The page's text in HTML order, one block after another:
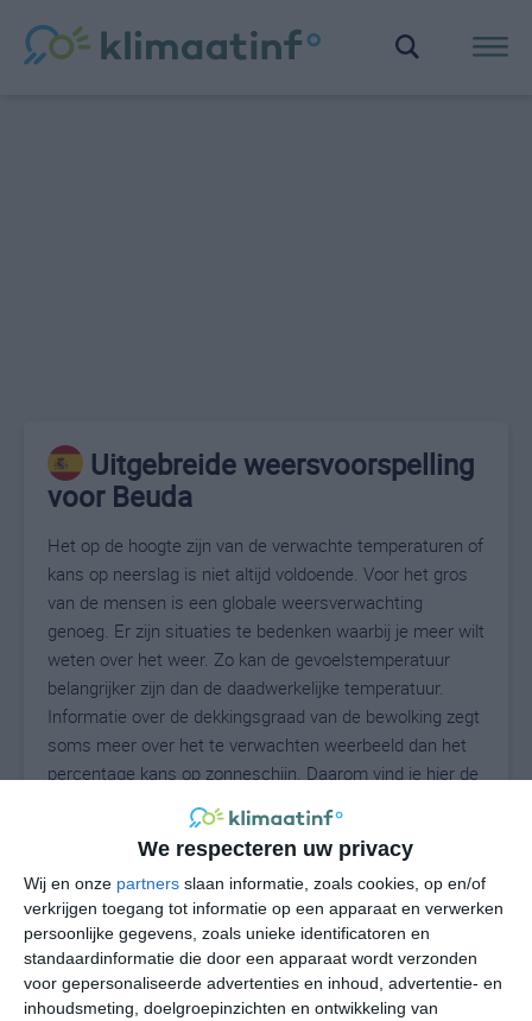
We respecteren uw privacy
Wij en onze partners slaan informatie, zoals cookies, op en/of
verkrijgen toegang tot informatie op een apparaat en verwerken
persoonlijke gegevens, zoals unieke identificatoren en
standaardinformatie die door een apparaat wordt verzonden
voor gepersonaliseerde advertenties en inhoud, advertentie- en
inhoudsmeting, doelgroepinzichten en ontwikkeling van
Uitgebreide weersvoorspelling
voor Beuda
Het op de hoogte zijn van de verwachte temperaturen of
kans op neerslag is niet altijd voldoende. Voor het gros
van de mensen is een globale weersverwachting
genoeg. Er zijn situaties te bedenken waarbij je meer wilt
weten over het weer. Zo kan de gevoelstemperatuur
belangrijker zijn dan de daadwerkelijke temperatuur.
Informatie over de dekkingsgraad van de bewolking zegt
soms meer over het te verwachten weerbeeld dan het
percentage kans op zonneschijn. Daarom vind je hier de
uitgebreide weersvoorspelling voor Beuda.
28°C